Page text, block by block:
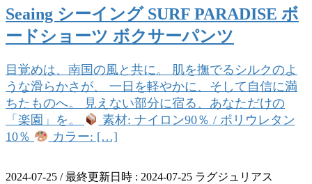
Seaing シーイング SURF PARADISE ボ
ードショーツ ボクサーパンツ
目覚めは、南国の風と共に。 肌を撫でるシルクのよ
うな滑らかさが、 一日を軽やかに、そして自信に満
ちたものへ。 見えない部分に宿る、あなただけの
「楽園」を。
素材: ナイロン90％ / ポリウレタン
10％
カラー: […]
2024-07-25 / 最終更新日時 : 2024-07-25 ラグジュリアス